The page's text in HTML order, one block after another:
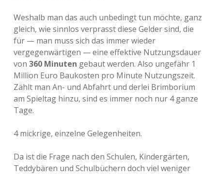
Weshalb man das auch unbedingt tun möchte, ganz
gleich, wie sinnlos verprasst diese Gelder sind, die
für — man muss sich das immer wieder
vergegenwärtigen — eine effektive Nutzungsdauer
von 360 Minuten gebaut werden. Also ungefähr 1
Million Euro Baukosten pro Minute Nutzungszeit.
Zählt man An- und Abfahrt und derlei Brimborium
am Spieltag hinzu, sind es immer noch nur 4 ganze
Tage.
4 mickrige, einzelne Gelegenheiten.
Da ist die Frage nach den Schulen, Kindergärten,
Teddybären und Schulbüchern doch viel weniger